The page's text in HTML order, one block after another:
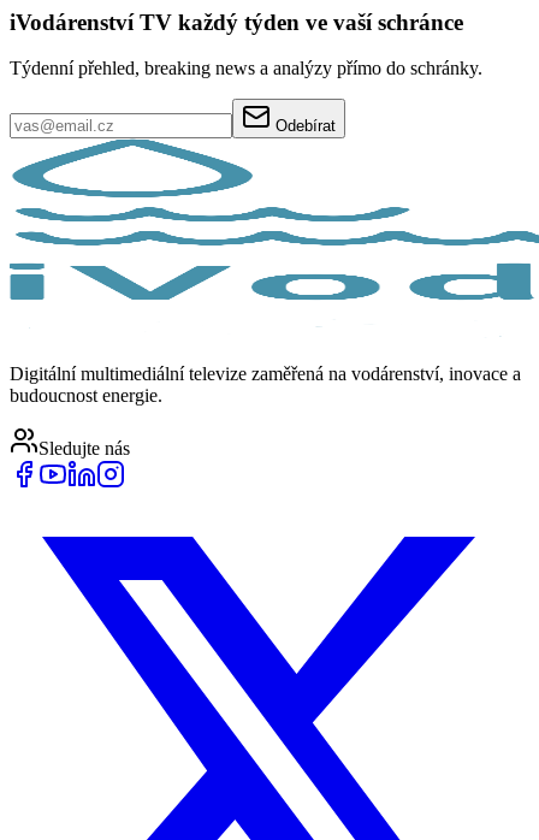
iVodárenství TV každý týden ve vaší schránce
Týdenní přehled, breaking news a analýzy přímo do schránky.
Odebírat
Digitální multimediální televize zaměřená na vodárenství, inovace a
budoucnost energie.
Sledujte nás